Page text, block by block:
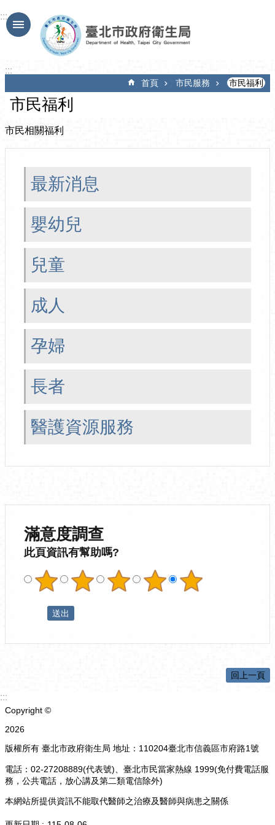
跳到主要內容區塊
:::
:::
首頁 市民服務 市民福利
市民福利
市民相關福利
最新消息
嬰幼兒
兒童
成人
孕婦
長者
醫護資源服務
滿意度調查
此頁資訊有幫助嗎?
回上一頁
:::
Copyright ©
2026
版權所有 臺北市政府衛生局 地址：110204臺北市信義區市府路1號
電話：02-27208889(代表號)、臺北市民當家熱線 1999(免付費電話服
務，公共電話，放心講及第二類電信除外)
本網站所提供資訊不能取代醫師之治療及醫師與病患之關係